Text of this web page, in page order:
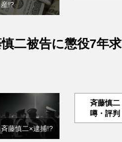
産!?
二被告に懲役7年求
斉藤慎二×逮捕!?
斉藤慎二
噂・評判